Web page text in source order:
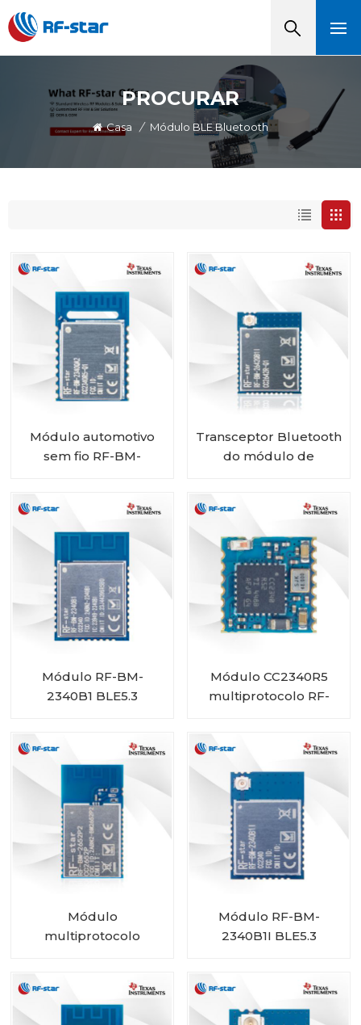
PROCURAR
Casa / Módulo BLE Bluetooth
Módulo automotivo
sem fio RF-BM-
Transceptor Bluetooth
do módulo de
para veículos
Módulo RF-BM-
2340B1 BLE5.3
Módulo CC2340R5
multiprotocolo RF-
Módulo
multiprotocolo
Módulo RF-BM-
2340B1I BLE5.3